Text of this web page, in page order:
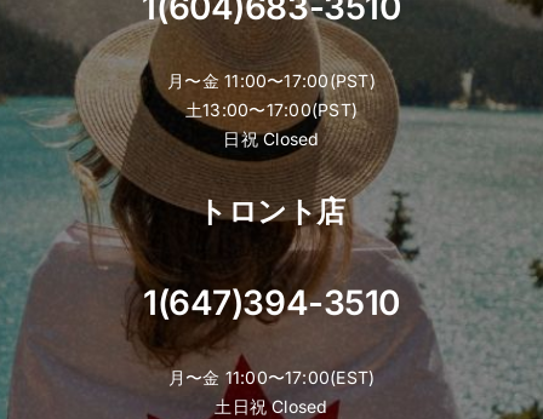
月〜金 11:00〜17:00(PST)
土13:00〜17:00(PST)
日祝 Closed
トロント店
1(647)394-3510
月〜金 11:00〜17:00(EST)
土日祝 Closed